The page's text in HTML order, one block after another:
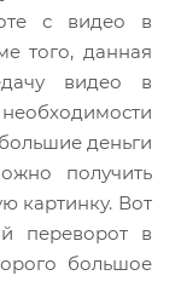
с видео в
того, данная
видео в
деньги
получить
картинку. Вот
переворот в
большое